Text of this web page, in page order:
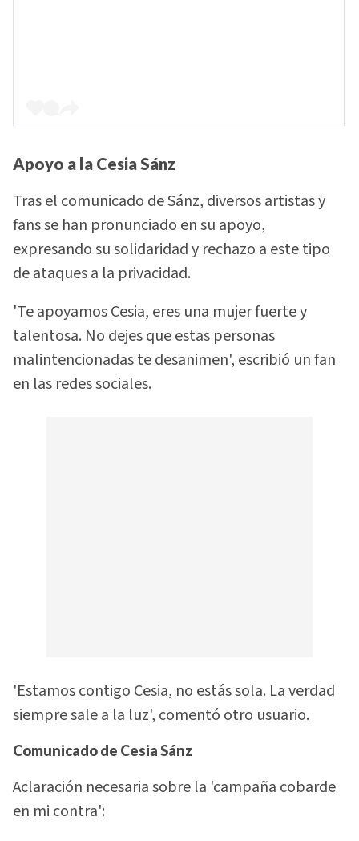
Apoyo a la Cesia Sánz
Tras el comunicado de Sánz, diversos artistas y
fans se han pronunciado en su apoyo,
expresando su solidaridad y rechazo a este tipo
de ataques a la privacidad.
'Te apoyamos Cesia, eres una mujer fuerte y
talentosa. No dejes que estas personas
malintencionadas te desanimen', escribió un fan
en las redes sociales.
'Estamos contigo Cesia, no estás sola. La verdad
siempre sale a la luz', comentó otro usuario.
Comunicado de Cesia Sánz
Aclaración necesaria sobre la 'campaña cobarde
en mi contra':